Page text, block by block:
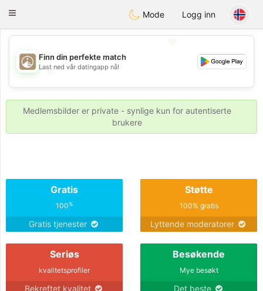
ahebik
Toggle
Mode Logg inn
💖
💕
💕
Finn din perfekte match
Last ned vår datingapp nå!
Medlemsbilder er private - synlige kun for autentiserte
brukere
Gratis
100%
Gratis tjenester
Støtte
100% gratis
Lyttende moderatorer
Seriøs
kvalitetsprofiler
Bekreftet kvalitet
Besøkende
Mye besøkt
Det beste